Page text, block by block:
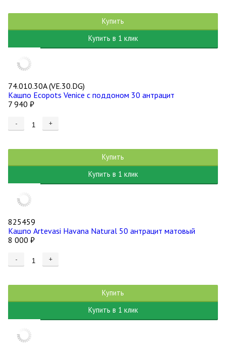
Купить
Купить в 1 клик
74.010.30A (VE.30.DG)
Кашпо Ecopots Venice с поддоном 30 антрацит
7 940 ₽
- +
Купить
Купить в 1 клик
825459
Кашпо Artevasi Havana Natural 50 антрацит матовый
8 000 ₽
- +
Купить
Купить в 1 клик